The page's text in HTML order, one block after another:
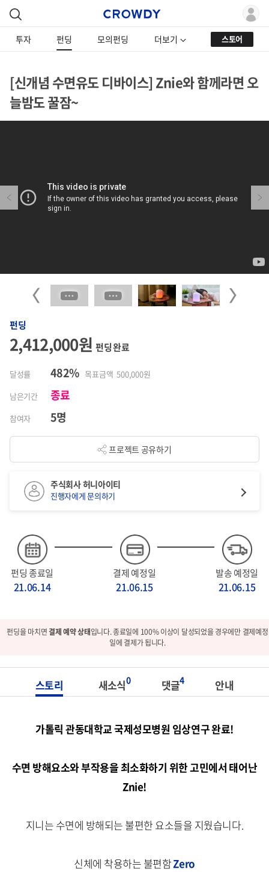
투자 펀딩 모의펀딩 더보기 스토어
[신개념 수면유도 디바이스] Znie와 함께라면 오
늘밤도 꿀잠~
Previous Next
Previous Next
펀딩
2,412,000원펀딩 완료
달성률 482% 목표금액 500,000원
남은기간
종료
참여자 5명
프로젝트 공유하기
펀딩 종료일
21.06.14
결제 예정일
21.06.15
발송 예정일
21.06.15
주식회사 허니아이티
진행자에게 문의하기
펀딩을 마치면결제 예약 상태입니다. 종료일에 100% 이상이 달성되었을 경우에만 결제예정
일에 결제가 됩니다.
스토리 새소식0 댓글4 안내
가톨릭 관동대학교 국제성모병원 임상연구 완료!
수면 방해요소와 부작용을 최소화하기 위한 고민에서 태어난
Znie!
지니는 수면에 방해되는 불편한 요소들을 지웠습니다.
신체에 착용하는 불편함Zero